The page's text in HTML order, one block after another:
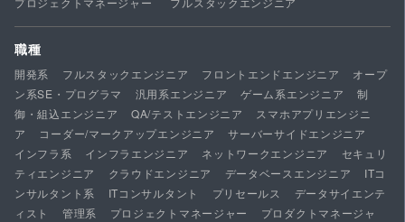
職種
開発系 フルスタックエンジニア フロントエンドエンジニア
オープ
ン系SE・プログラマ
汎用系エンジニア ゲーム系エンジニア
制
御・組込エンジニア
QA/テストエンジニア
スマホアプリエンジニ
ア
コーダー/マークアップエンジニア
サーバーサイドエンジニア
インフラ系
インフラエンジニア ネットワークエンジニア
セキュリ
ティエンジニア
クラウドエンジニア データベースエンジニア
ITコ
ンサルタント系
ITコンサルタント プリセールス
データサイエンテ
ィスト
管理系 プロジェクトマネージャー
プロダクトマネージャ